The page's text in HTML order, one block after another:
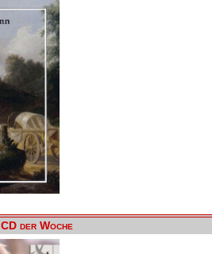
CD der Woche